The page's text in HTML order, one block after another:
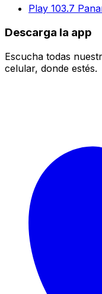
Play 103.7
Descarga la app
Escucha todas
celular, donde estés.